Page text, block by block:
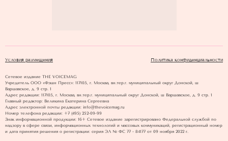
Условия размещения Политика конфиденциальности
Сетевое издание THE VOICEMAG
Учредитель ООО «Фэшн Пресс»: 117105, г. Москва, вн.тер.г. муниципальный округ Донской, ш
Варшавское, д. 9 стр. 1
Адрес редакции: 117105, г. Москва, вн.тер.г. муниципальный округ Донской, ш Варшавское, д. 9 стр. 1
Главный редактор: Великина Екатерина Сергеевна
Адрес электронной почты редакции: info@thevoicemag.ru
Номер телефона редакции: +7 (495) 252-09-99
Знак информационной продукции: 16+ Cетевое издание зарегистрировано Федеральной службой по
надзору в сфере связи, информационных технологий и массовых коммуникаций, регистрационный номер
и дата принятия решения о регистрации: серия ЭЛ № ФС 77 - 84177 от 09 ноября 2022 г.